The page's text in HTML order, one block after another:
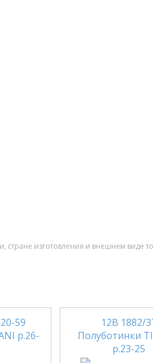
стране изготовления и внешнем виде
59
р.26-
12В 1882/
Полуботинки
р.23-25